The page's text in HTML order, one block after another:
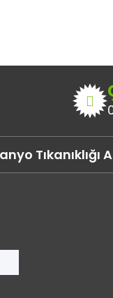
Tıkanıklığı